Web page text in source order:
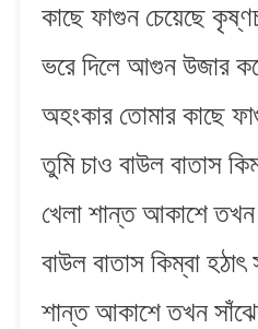
তোমার
কাছে ফাগুন চেয়েছে
ভরে দিলে আগুন উজার
অহংকার তোমার কাছে
তুমি চাও বাউল বাতাস
খেলা শান্ত আকাশে তখন
বাউল বাতাস কিম্বা
শান্ত আকাশে তখন